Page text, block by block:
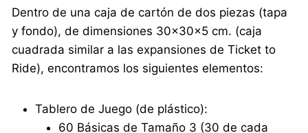
Dentro de una caja de cartón de dos piezas (tapa
y fondo), de dimensiones 30×30×5 cm. (caja
cuadrada similar a las expansiones de Ticket to
Ride), encontramos los siguientes elementos:
Tablero de Juego (de plástico):
60 Básicas de Tamaño 3 (30 de cada